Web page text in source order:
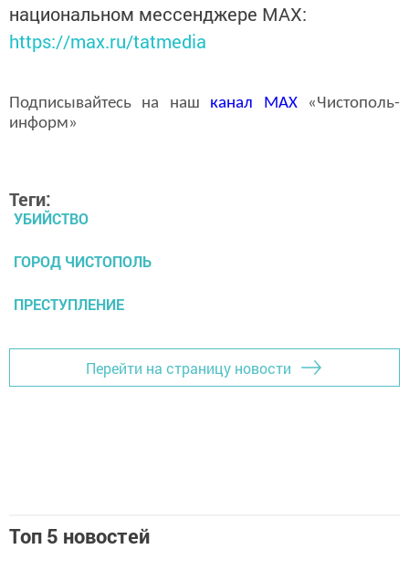
национальном мессенджере MАХ:
https://max.ru/tatmedia
Подписывайтесь на наш канал MAX«Чистополь-
информ»
Теги:
УБИЙСТВО
ГОРОД ЧИСТОПОЛЬ
ПРЕСТУПЛЕНИЕ
Перейти на страницу новости
Топ 5 новостей